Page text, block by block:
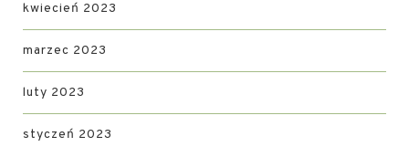
kwiecień 2023
marzec 2023
luty 2023
styczeń 2023